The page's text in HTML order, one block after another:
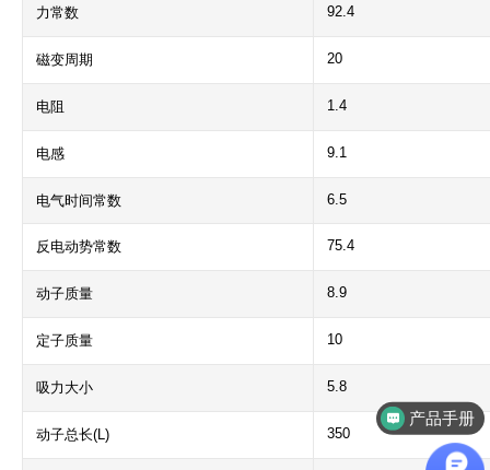
力常数 92.4
磁变周期 20
电阻 1.4
电感 9.1
电气时间常数 6.5
反电动势常数 75.4
动子质量 8.9
定子质量 10
吸力大小 5.8
动子总长(L) 350
产品手册